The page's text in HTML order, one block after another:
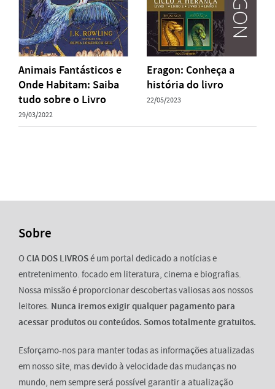
Animais Fantásticos e
Onde Habitam: Saiba
tudo sobre o Livro
29/03/2022
Eragon: Conheça a
história do livro
22/05/2023
Sobre
OCIA DOS LIVROSé um portal dedicado a notícias e
entretenimento. focado em literatura, cinema e biografias.
Nossa missão é proporcionar descobertas valiosas aos nossos
leitores. Nunca iremos exigir qualquer pagamento para
acessar produtos ou conteúdos. Somos totalmente gratuitos.
Esforçamo-nos para manter todas as informações atualizadas
em nosso site, mas devido à velocidade das mudanças no
mundo, nem sempre será possível garantir a atualização